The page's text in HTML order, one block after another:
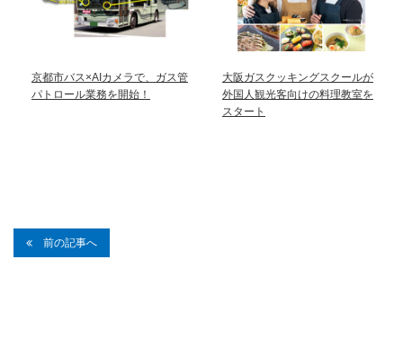
京都市バス×AIカメラで、ガス管
パトロール業務を開始！
大阪ガスクッキングスクールが
外国人観光客向けの料理教室を
スタート
前の記事へ